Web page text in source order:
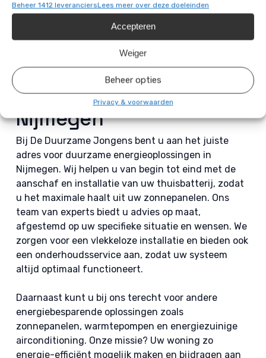
Beheer 1412 leveranciersLees meer over deze doeleinden
Accepteren
Weiger
Beheer opties
Privacy & voorwaarden
werkt. Vergeet niet om de garantievoorwaarden en
beschikbare serviceopties te bekijken voor maximale
zekerheid en gemoedsrust.
De duurzame jongens
voor uw thuisbatterij in
Nijmegen
Bij De Duurzame Jongens bent u aan het juiste
adres voor duurzame energieoplossingen in
Nijmegen. Wij helpen u van begin tot eind met de
aanschaf en installatie van uw thuisbatterij, zodat
u het maximale haalt uit uw zonnepanelen. Ons
team van experts biedt u advies op maat,
afgestemd op uw specifieke situatie en wensen. We
zorgen voor een vlekkeloze installatie en bieden ook
een onderhoudsservice aan, zodat uw systeem
altijd optimaal functioneert.
Daarnaast kunt u bij ons terecht voor andere
energiebesparende oplossingen zoals
zonnepanelen, warmtepompen en energiezuinige
airconditioning. Onze missie? Uw woning zo
energie-efficiënt mogelijk maken en bijdragen aan